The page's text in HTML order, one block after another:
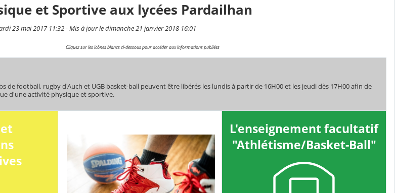
et Sportive aux lycées Pardailhan
23 mai 2017 11:32 - Mis à jour le dimanche 21 janvier 2018 16:01
Cliquez sur les icônes blancs ci-dessous pour accéder aux informations publiées
de football, rugby d'Auch et UGB basket-ball peuvent être libérés les lundis à partir de 16H00 et les jeudi dès 17H00 afin de
d'une activité physique et sportive.
L'enseignement facultatif
"Athlétisme/Basket-Ball"